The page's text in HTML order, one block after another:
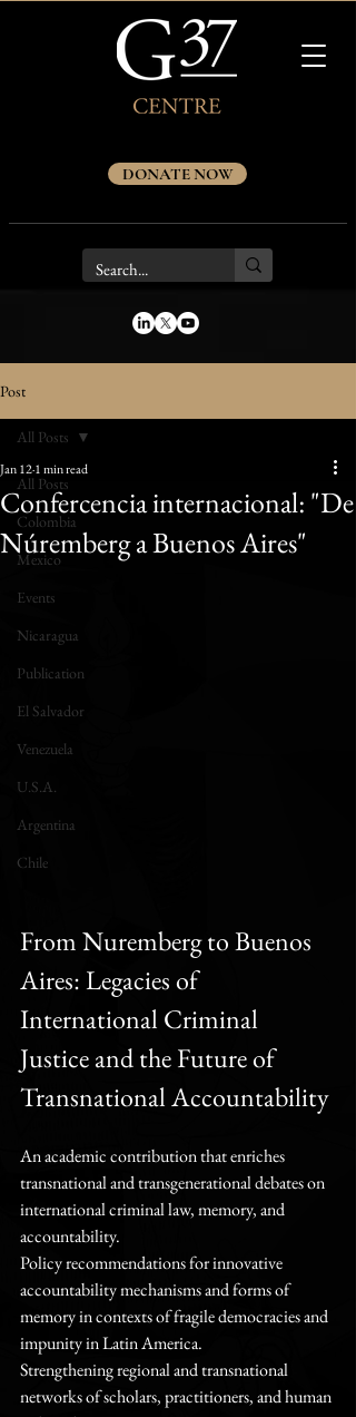
DONATE NOW
Post
All Posts
Colombia
Mexico
Events
Nicaragua
Publication
El Salvador
Venezuela
U.S.A.
Argentina
Chile
All Posts
Confercencia internacional: "De
Núremberg a Buenos Aires"
Jan 121 min read
From Nuremberg to Buenos
Aires: Legacies of
International Criminal
Justice and the Future of
Transnational Accountability
An academic contribution that enriches
transnational and transgenerational debates on
international criminal law, memory, and
accountability.
Policy recommendations for innovative
accountability mechanisms and forms of
memory in contexts of fragile democracies and
impunity in Latin America.
Strengthening regional and transnational
networks of scholars, practitioners, and human